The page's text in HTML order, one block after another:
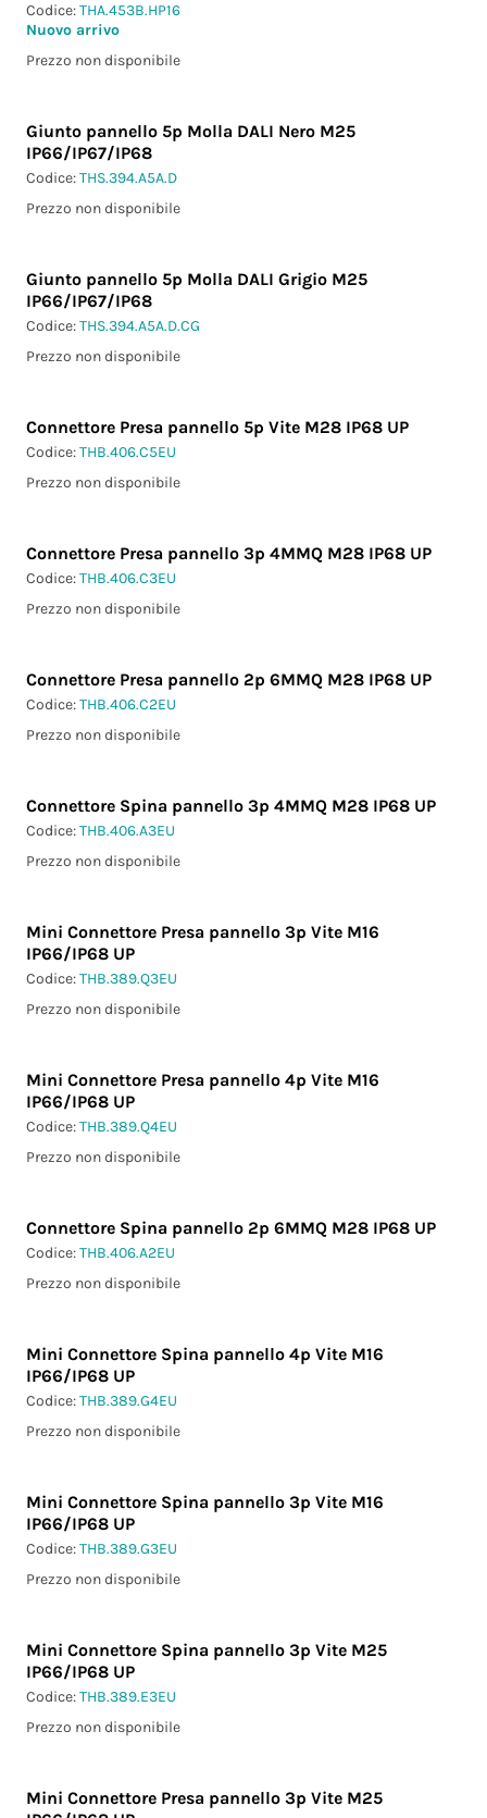
Codice:THA.453B.HP16
Nuovo arrivo
Prezzo non disponibile
Giunto pannello 5p Molla DALI Nero M25
IP66/IP67/IP68
Codice:THS.394.A5A.D
Prezzo non disponibile
Giunto pannello 5p Molla DALI Grigio M25
IP66/IP67/IP68
Codice:THS.394.A5A.D.CG
Prezzo non disponibile
Connettore Presa pannello 5p Vite M28 IP68 UP
Codice:THB.406.C5EU
Prezzo non disponibile
Connettore Presa pannello 3p 4MMQ M28 IP68 UP
Codice:THB.406.C3EU
Prezzo non disponibile
Connettore Presa pannello 2p 6MMQ M28 IP68 UP
Codice:THB.406.C2EU
Prezzo non disponibile
Connettore Spina pannello 3p 4MMQ M28 IP68 UP
Codice:THB.406.A3EU
Prezzo non disponibile
Mini Connettore Presa pannello 3p Vite M16
IP66/IP68 UP
Codice:THB.389.Q3EU
Prezzo non disponibile
Mini Connettore Presa pannello 4p Vite M16
IP66/IP68 UP
Codice:THB.389.Q4EU
Prezzo non disponibile
Connettore Spina pannello 2p 6MMQ M28 IP68 UP
Codice:THB.406.A2EU
Prezzo non disponibile
Mini Connettore Spina pannello 4p Vite M16
IP66/IP68 UP
Codice:THB.389.G4EU
Prezzo non disponibile
Mini Connettore Spina pannello 3p Vite M16
IP66/IP68 UP
Codice:THB.389.G3EU
Prezzo non disponibile
Mini Connettore Spina pannello 3p Vite M25
IP66/IP68 UP
Codice:THB.389.E3EU
Prezzo non disponibile
Mini Connettore Presa pannello 3p Vite M25